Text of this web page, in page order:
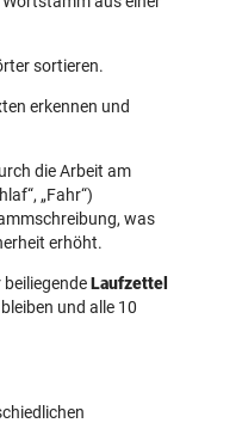
sortieren.
erkennen und
die Arbeit am
„Fahr“)
was
erhöht.
beiliegendeLaufzettel
und alle 10